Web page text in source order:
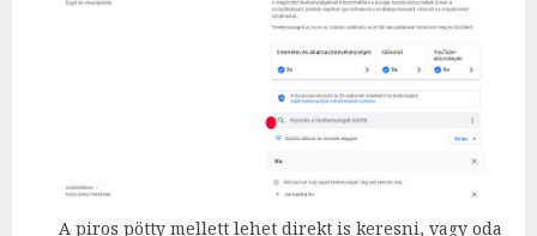
A piros pötty mellett lehet direkt is keresni, vagy oda